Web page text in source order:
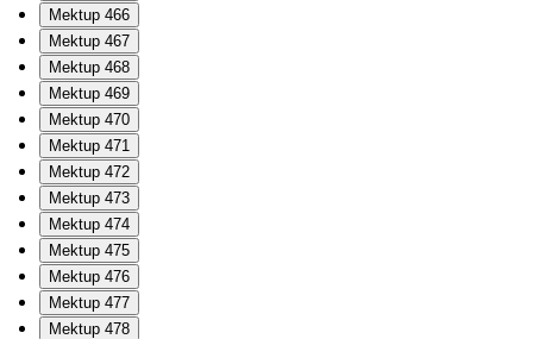
Mektup 466
Mektup 467
Mektup 468
Mektup 469
Mektup 470
Mektup 471
Mektup 472
Mektup 473
Mektup 474
Mektup 475
Mektup 476
Mektup 477
Mektup 478